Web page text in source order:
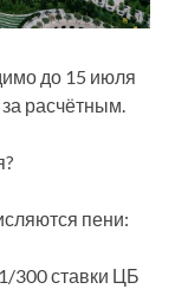
до 15 июля
расчётным.
пени:
300 ставки ЦБ